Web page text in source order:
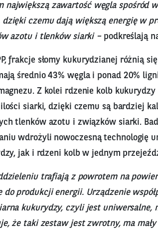
największą zawartość węgla spośród
czemu dają większą energię w
azotu i tlenków siarki –podkreślają
frakcje słomy kukurydzianej różnią
średnio 43% węgla i ponad 20%
Z kolei rdzenie kolb
siarki, dzięki czemu są bardziej
tlenków azotu i związków siarki.
wdrożyli nowoczesną technologię
jak i rdzeni kolb w jednym
trafiają z powrotem na
do produkcji energii. Urządzenie
kukurydzy, czyli jest uniwersalne,
że taki zestaw jest zwrotny, ma